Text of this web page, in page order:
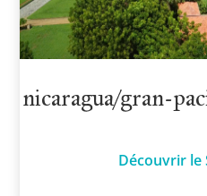
nicaragua/gran-
Découvrir le